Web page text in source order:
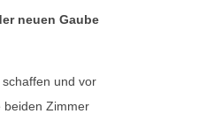
neuen Gaube
und vor
beiden Zimmer